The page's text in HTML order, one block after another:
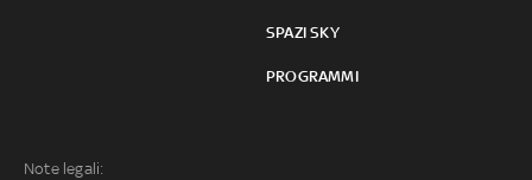
SPAZI SKY
PROGRAMMI
Note legali: